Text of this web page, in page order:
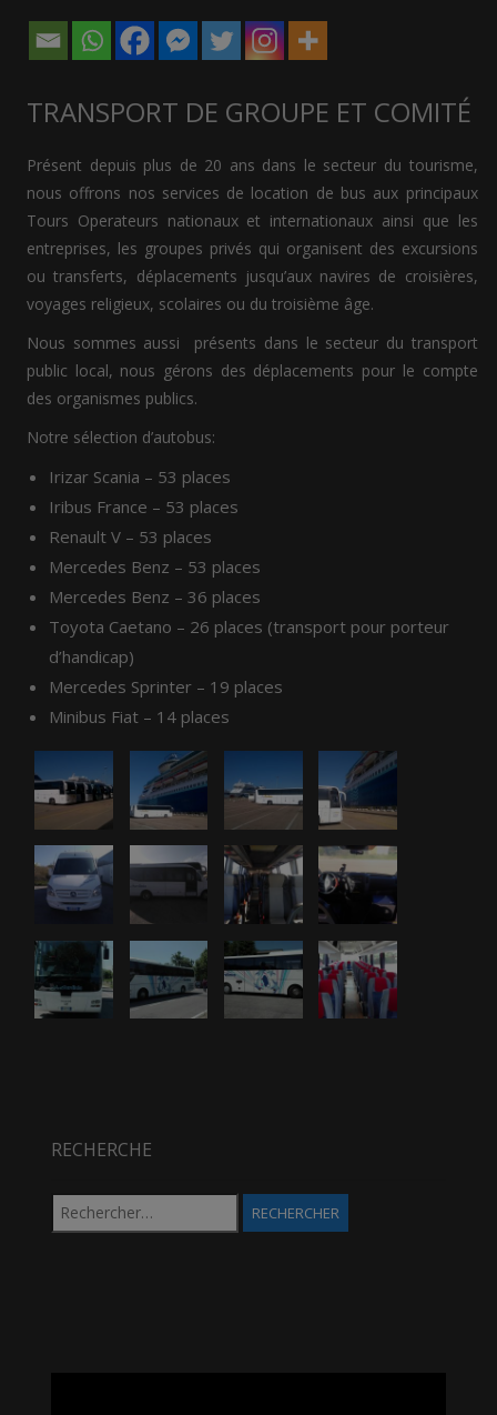
TRANSPORT DE GROUPE ET COMITÉ
Présent depuis plus de 20 ans dans le secteur du tourisme,
nous offrons nos services de location de bus aux principaux
Tours Operateurs nationaux et internationaux ainsi que les
entreprises, les groupes privés qui organisent des excursions
ou transferts, déplacements jusqu’aux navires de croisières,
voyages religieux, scolaires ou du troisième âge.
Nous sommes aussi présents dans le secteur du transport
public local, nous gérons des déplacements pour le compte
des organismes publics.
Notre sélection d’autobus:
Irizar Scania – 53 places
Iribus France – 53 places
Renault V – 53 places
Mercedes Benz – 53 places
Mercedes Benz – 36 places
Toyota Caetano – 26 places (transport pour porteur
d’handicap)
Mercedes Sprinter – 19 places
Minibus Fiat – 14 places
RECHERCHE
Rechercher :